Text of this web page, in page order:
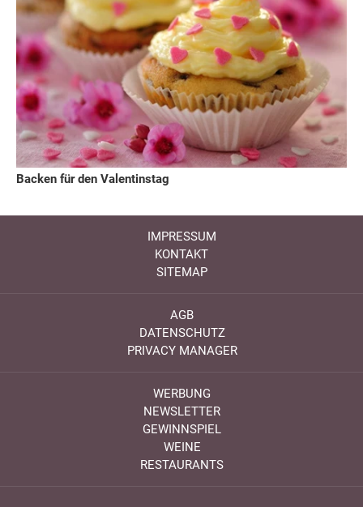
Backen für den Valentinstag
IMPRESSUM
KONTAKT
SITEMAP
AGB
DATENSCHUTZ
PRIVACY MANAGER
WERBUNG
NEWSLETTER
GEWINNSPIEL
WEINE
RESTAURANTS